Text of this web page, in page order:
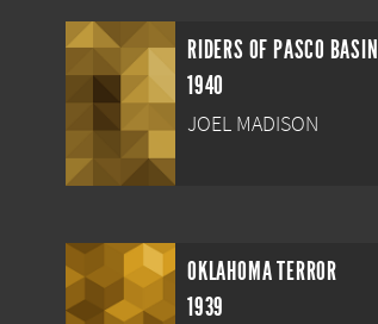
RIDERS OF PASCO BASIN
1940
JOEL MADISON
OKLAHOMA TERROR
1939